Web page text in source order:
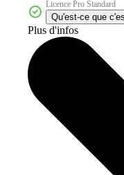
Licence Pro Standard
Qu'est-ce que
Plus d'infos